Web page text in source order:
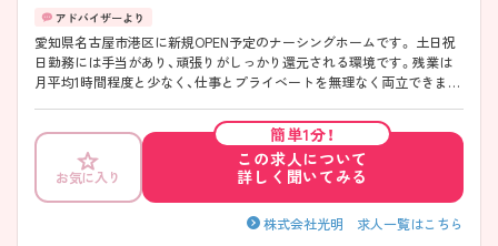
愛知県名古屋市港区に新規OPEN予定のナーシングホームです。 土日祝
日勤務には手当があり、頑張りがしっかり還元される環境です。残業は
月平均1時間程度と少なく、仕事とプライベートを無理なく両立できます
ますのでお気軽にご相談ください！
お気に入り
簡単1分！
この求人について
詳しく聞いてみる
株式会社光明 求人一覧はこちら